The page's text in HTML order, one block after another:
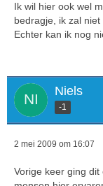
Ik wil hier ook wel
bedragje, ik zal
Echter kan ik nog
Niels
-1
2 mei 2009 om 16:07
Vorige keer ging